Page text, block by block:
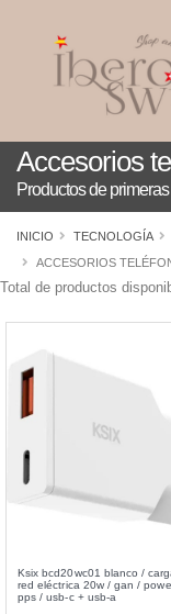
Accesorios
Productos de
INICIO TECNOLOGÍA
ACCESORIOS
Total de productos
Ksix bcd20wc01 blanco /
red eléctrica 20w / gan /
pps / usb-c + usb-a